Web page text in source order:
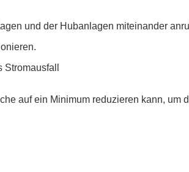
und der Hubanlagen miteinander
auf ein Minimum reduzieren kann, um